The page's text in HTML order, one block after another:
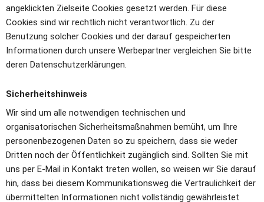
angeklickten Zielseite Cookies gesetzt werden. Für diese
Cookies sind wir rechtlich nicht verantwortlich. Zu der
Benutzung solcher Cookies und der darauf gespeicherten
Informationen durch unsere Werbepartner vergleichen Sie bitte
deren Datenschutzerklärungen.
Sicherheitshinweis
Wir sind um alle notwendigen technischen und
organisatorischen Sicherheitsmaßnahmen bemüht, um Ihre
personenbezogenen Daten so zu speichern, dass sie weder
Dritten noch der Öffentlichkeit zugänglich sind. Sollten Sie mit
uns per E-Mail in Kontakt treten wollen, so weisen wir Sie darauf
hin, dass bei diesem Kommunikationsweg die Vertraulichkeit der
übermittelten Informationen nicht vollständig gewährleistet